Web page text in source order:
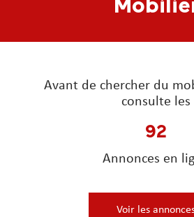
Avant de chercher du
consulte les
92
Annonces en
Voir les